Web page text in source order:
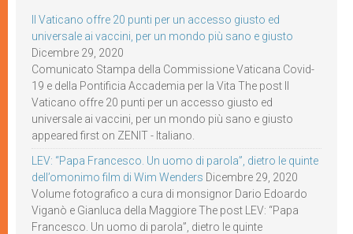
Il Vaticano offre 20 punti per un accesso giusto ed
universale ai vaccini, per un mondo più sano e giusto
Dicembre 29, 2020
Comunicato Stampa della Commissione Vaticana Covid-
19 e della Pontificia Accademia per la Vita The post Il
Vaticano offre 20 punti per un accesso giusto ed
universale ai vaccini, per un mondo più sano e giusto
appeared first on ZENIT - Italiano.
LEV: “Papa Francesco. Un uomo di parola”, dietro le quinte
dell’omonimo film di Wim Wenders Dicembre 29, 2020
Volume fotografico a cura di monsignor Dario Edoardo
Viganò e Gianluca della Maggiore The post LEV: “Papa
Francesco. Un uomo di parola”, dietro le quinte